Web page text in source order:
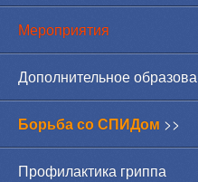
Мероприятия
Дополнительное
Борьба со СПИДом >>
Профилактика гриппа